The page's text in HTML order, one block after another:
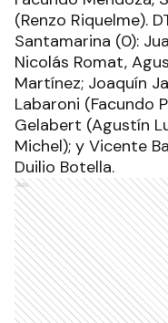
(Renzo Riquelme).
Santamarina (0):
Nicolás Romat,
Martínez; Joaquín
Labaroni (Facundo
Gelabert (Agustín
Michel); y Vicente
Duilio Botella.
Ads